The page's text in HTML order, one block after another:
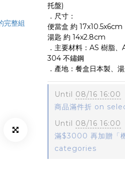
托盤)
．尺寸：
便當盒 約 17x10.5x6cm
湯匙 約 14x2.8cm
．主要材料：AS 樹脂
304 不鏽鋼
．產地：餐盒日本製、
Until 08/16 16:00
商品滿件折 on
Until 08/16 16:00
滿$3000 再加贈「
categories